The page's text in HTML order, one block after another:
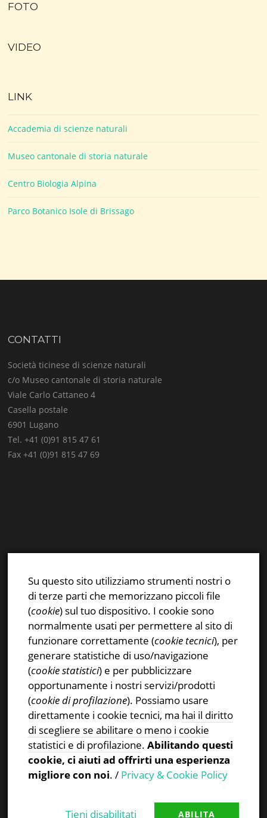
FOTO
VIDEO
LINK
Accademia di scienze naturali
Museo cantonale di storia naturale
Centro Biologia Alpina
Parco Botanico Isole di Brissago
CONTATTI
Società ticinese di scienze naturali
c/o Museo cantonale di storia naturale
Viale Carlo Cattaneo 4
Casella postale
6901 Lugano
Tel. +41 (0)91 815 47 61
Fax +41 (0)91 815 47 69
Instagram
Privacy & Cookies Policy
CERCA NEL SITO
Ricerca
Su questo sito utilizziamo strumenti nostri o
di terze parti che memorizzano piccoli file
(cookie) sul tuo dispositivo. I cookie sono
normalmente usati per permettere al sito di
funzionare correttamente (cookie tecnici), per
generare statistiche di uso/navigazione
(cookie statistici) e per pubblicizzare
opportunamente i nostri servizi/prodotti
(cookie di profilazione). Possiamo usare
direttamente i cookie tecnici, ma hai il diritto
di scegliere se abilitare o meno i cookie
statistici e di profilazione.Abilitando questi
cookie, ci aiuti ad offrirti una esperienza
migliore con noi. / Privacy & Cookie Policy
ABILITA
Tieni disabilitati